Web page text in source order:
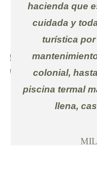
hacienda que
cuidada y
turística
colonial,
piscina termal
llena,